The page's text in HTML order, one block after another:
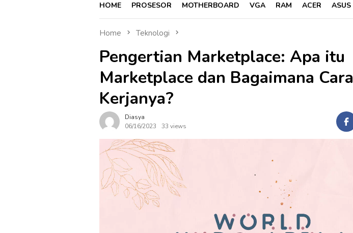
HOME PROSESOR MOTHERBOARD VGA RAM ACER ASUS
Home Teknologi
Pengertian Marketplace: Apa itu
Marketplace dan Bagaimana Cara
Kerjanya?
Diasya
06/16/2023
33 views